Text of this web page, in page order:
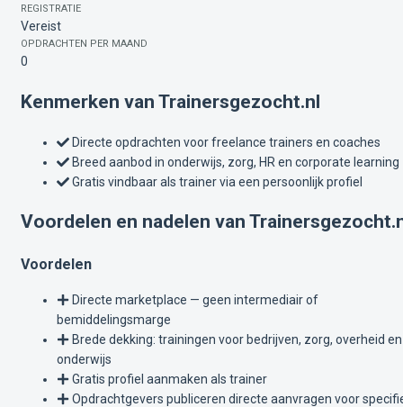
REGISTRATIE
Vereist
OPDRACHTEN PER MAAND
0
Kenmerken van Trainersgezocht.nl
Directe opdrachten voor freelance trainers en coaches
Breed aanbod in onderwijs, zorg, HR en corporate learning
Gratis vindbaar als trainer via een persoonlijk profiel
Voordelen en nadelen van
Voordelen
Directe marketplace — geen intermediair of
bemiddelingsmarge
Brede dekking: trainingen voor bedrijven, zorg, overheid en
onderwijs
Gratis profiel aanmaken als trainer
Opdrachtgevers publiceren directe aanvragen voor